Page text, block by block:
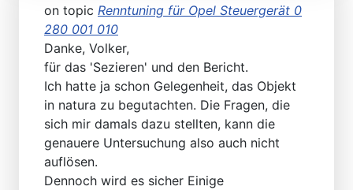
on topic Renntuning für Opel Steuergerät 0
280 001 010
Danke, Volker,
für das 'Sezieren' und den Bericht.
Ich hatte ja schon Gelegenheit, das Objekt
in natura zu begutachten. Die Fragen, die
sich mir damals dazu stellten, kann die
genauere Untersuchung also auch nicht
auflösen.
Dennoch wird es sicher Einige